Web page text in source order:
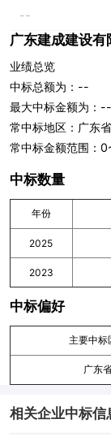
--
广东建成建设
业绩总览
中标总额为：--
最大中标金额为：--
常中标地区：广东省
常中标金额范围：
中标数量
年份
2025
2023
中标偏好
主要中标
广东
相关企业中标信